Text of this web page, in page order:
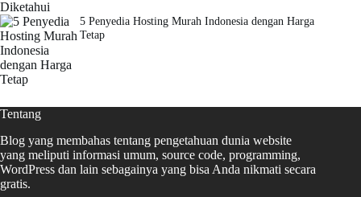
5 Penyedia Hosting Murah Indonesia dengan Harga
Tetap
Tentang
Blog yang membahas tentang pengetahuan dunia website
yang meliputi informasi umum, source code, programming,
WordPress dan lain sebagainya yang bisa Anda nikmati secara
gratis.